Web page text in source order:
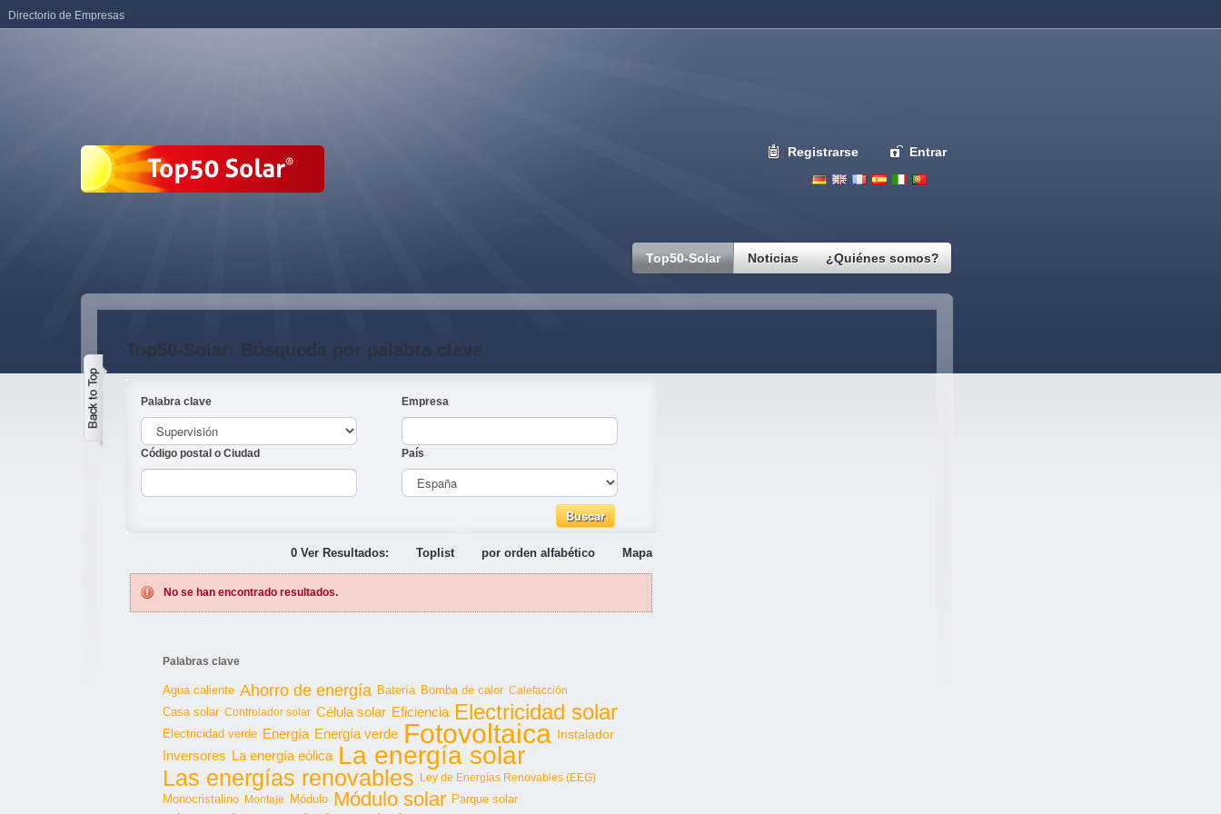
Registrarse Entrar
Top50-Solar Noticias ¿Quiénes somos?
Top50-Solar: Búsqueda por palabra clave
Palabra clave Empresa
Código postal o Ciudad País
0 Ver Resultados: Toplist por orden alfabético Mapa
No se han encontrado resultados.
Palabras clave
Agua caliente Ahorro de energía Batería Bomba de calor Calefacción
Casa solar Controlador solar Célula solar Eficiencia Electricidad solar
Electricidad verde Energía Energía verde Fotovoltaica Instalador
Inversores La energía eólica La energía solar
Las energías renovables Ley de Energías Renovables (EEG)
Monocristalino Montaje Módulo Módulo solar Parque solar
Directorio de Empresas